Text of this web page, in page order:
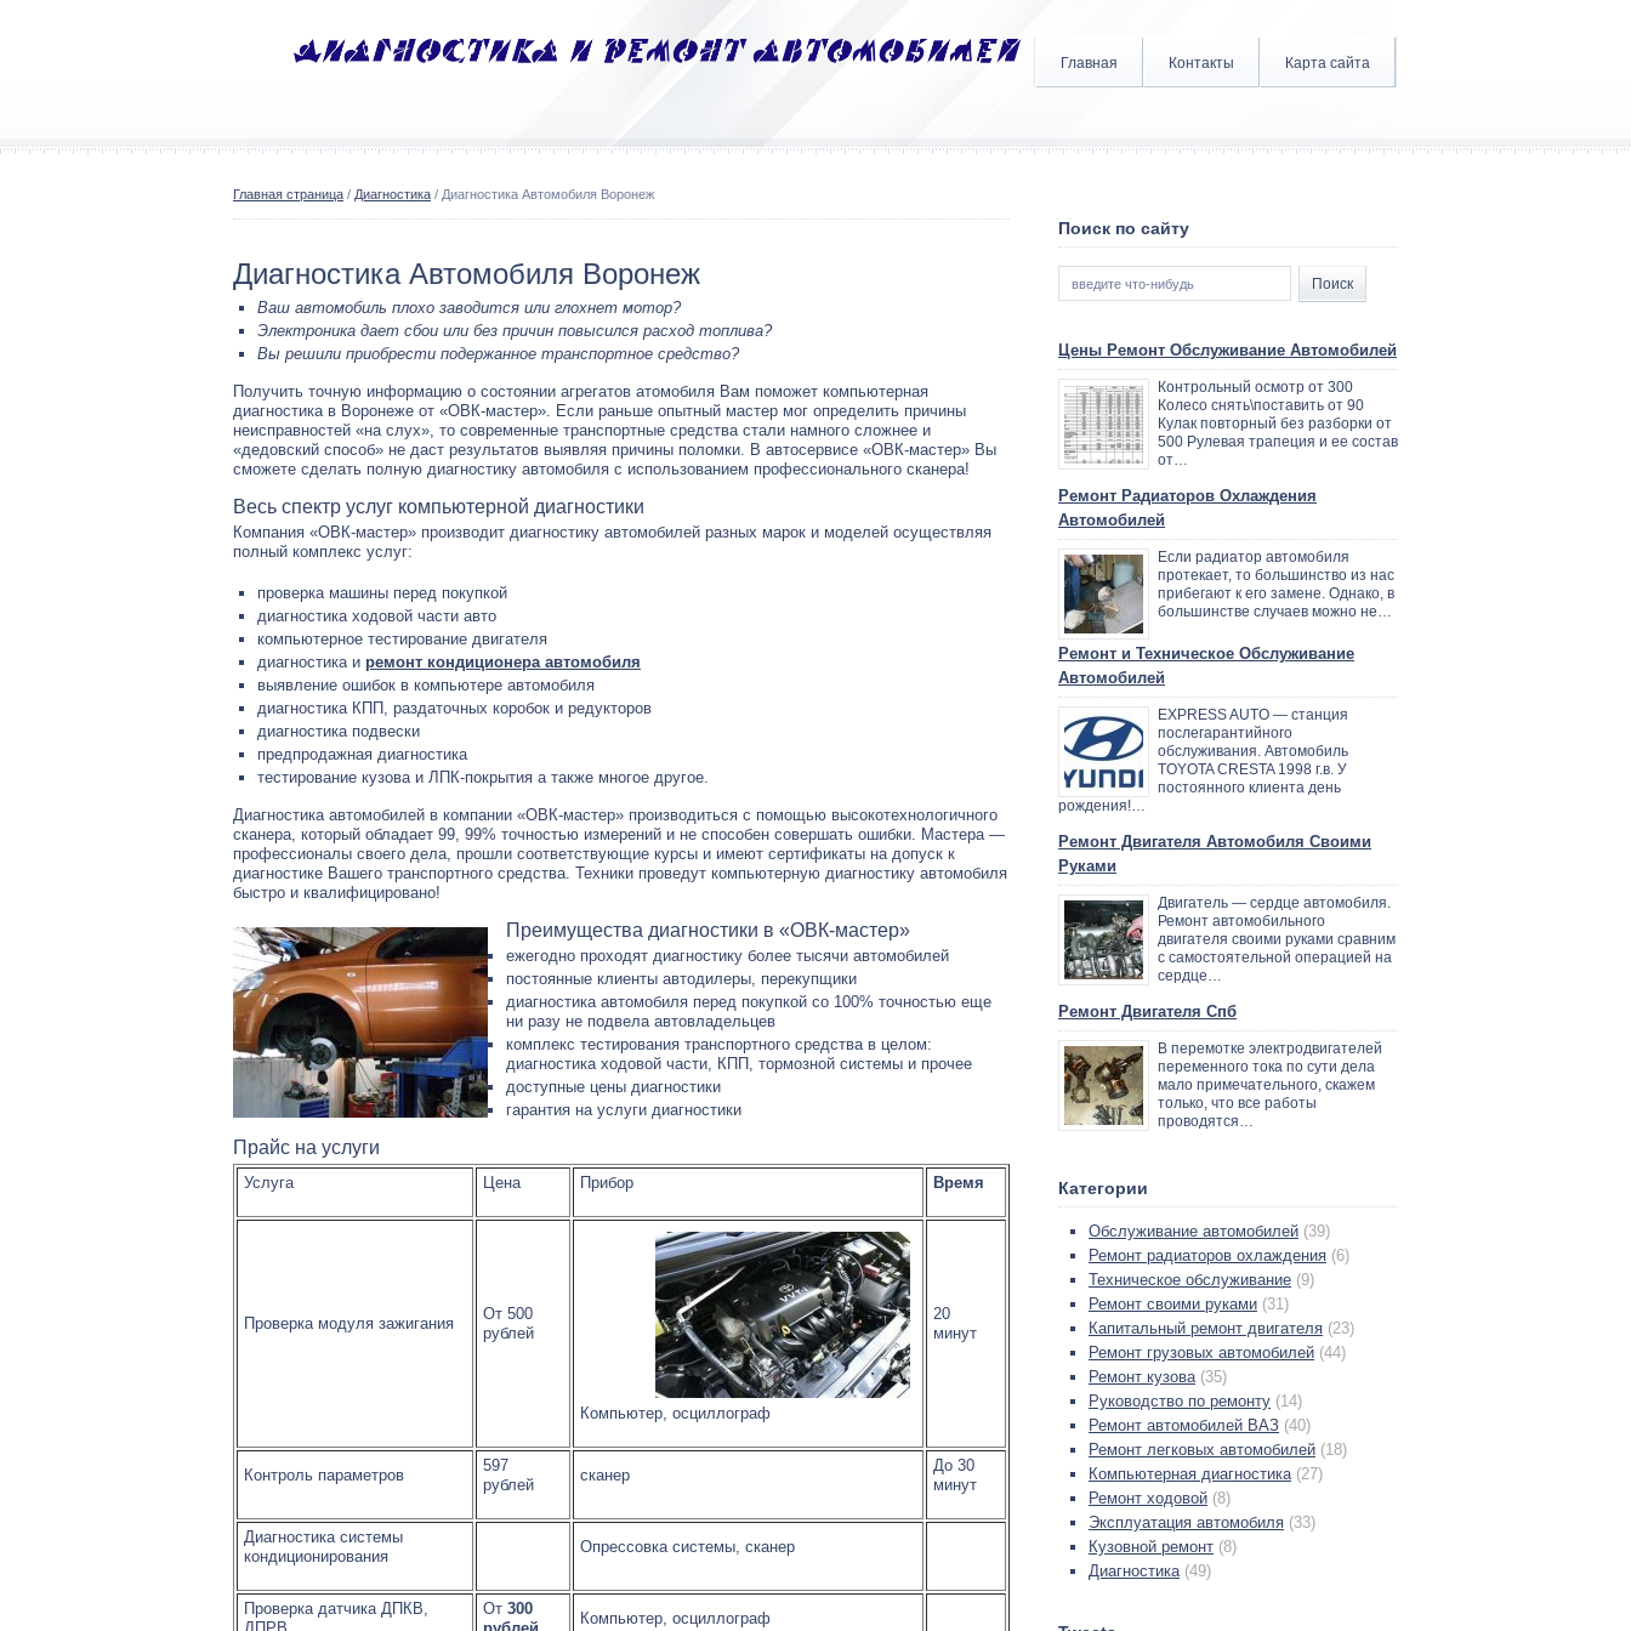
Главная Контакты Карта сайта
Главная страница / Диагностика / Диагностика Автомобиля Воронеж
Диагностика Автомобиля Воронеж
Ваш автомобиль плохо заводится или глохнет мотор?
Электроника дает сбои или без причин повысился расход топлива?
Вы решили приобрести подержанное транспортное средство?
Получить точную информацию о состоянии агрегатов атомобиля Вам поможет компьютерная
диагностика в Воронеже от «ОВК-мастер». Если раньше опытный мастер мог определить причины
неисправностей «на слух», то современные транспортные средства стали намного сложнее и
«дедовский способ» не даст результатов выявляя причины поломки. В автосервисе «ОВК-мастер» Вы
сможете сделать полную диагностику автомобиля с использованием профессионального сканера!
Весь спектр услуг компьютерной диагностики
Компания «ОВК-мастер» производит диагностику автомобилей разных марок и моделей осуществляя
полный комплекс услуг:
проверка машины перед покупкой
диагностика ходовой части авто
компьютерное тестирование двигателя
диагностика и ремонт кондиционера автомобиля
выявление ошибок в компьютере автомобиля
диагностика КПП, раздаточных коробок и редукторов
диагностика подвески
предпродажная диагностика
тестирование кузова и ЛПК-покрытия а также многое другое.
Диагностика автомобилей в компании «ОВК-мастер» производиться с помощью высокотехнологичного
сканера, который обладает 99, 99% точностью измерений и не способен совершать ошибки. Мастера —
профессионалы своего дела, прошли соответствующие курсы и имеют сертификаты на допуск к
диагностике Вашего транспортного средства. Техники проведут компьютерную диагностику автомобиля
быстро и квалифицировано!
Преимущества диагностики в «ОВК-мастер»
ежегодно проходят диагностику более тысячи автомобилей
постоянные клиенты автодилеры, перекупщики
диагностика автомобиля перед покупкой со 100% точностью еще
ни разу не подвела автовладельцев
комплекс тестирования транспортного средства в целом:
диагностика ходовой части, КПП, тормозной системы и прочее
доступные цены диагностики
гарантия на услуги диагностики
Прайс на услуги
Услуга Цена Прибор Время
Проверка модуля зажигания
От 500
рублей
Компьютер, осциллограф
20
минут
Контроль параметров
597
рублей
сканер
До 30
минут
Диагностика системы
кондиционирования
Опрессовка системы, сканер
Проверка датчика ДПКВ,
От 300
Компьютер, осциллограф
Поиск по сайту
Цены Ремонт Обслуживание Автомобилей
Контрольный осмотр от 300
Колесо снять\поставить от 90
Кулак повторный без разборки от
500 Рулевая трапеция и ее состав
от…
Ремонт Радиаторов Охлаждения
Автомобилей
Если радиатор автомобиля
протекает, то большинство из нас
прибегают к его замене. Однако, в
большинстве случаев можно не…
Ремонт и Техническое Обслуживание
Автомобилей
EXPRESS AUTO — станция
послегарантийного
обслуживания. Автомобиль
TOYOTA CRESTA 1998 г.в. У
постоянного клиента день
рождения!…
Ремонт Двигателя Автомобиля Своими
Руками
Двигатель — сердце автомобиля.
Ремонт автомобильного
двигателя своими руками сравним
с самостоятельной операцией на
сердце…
Ремонт Двигателя Спб
В перемотке электродвигателей
переменного тока по сути дела
мало примечательного, скажем
только, что все работы
проводятся…
Категории
Обслуживание автомобилей (39)
Ремонт радиаторов охлаждения (6)
Техническое обслуживание (9)
Ремонт своими руками (31)
Капитальный ремонт двигателя (23)
Ремонт грузовых автомобилей (44)
Ремонт кузова (35)
Руководство по ремонту (14)
Ремонт автомобилей ВАЗ (40)
Ремонт легковых автомобилей (18)
Компьютерная диагностика (27)
Ремонт ходовой (8)
Эксплуатация автомобиля (33)
Кузовной ремонт (8)
Диагностика (49)